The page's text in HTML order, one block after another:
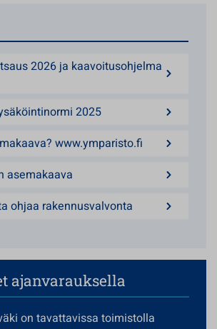
2026 ja kaavoitusohjelma
2025
www.ymparisto.fi
asemakaava
ohjaa rakennusvalvonta
ajanvarauksella
on tavattavissa toimistolla